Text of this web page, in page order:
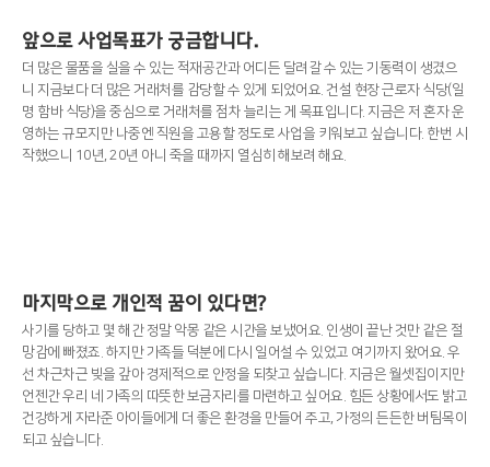
앞으로 사업목표가 궁금합니다.
더 많은 물품을 실을 수 있는 적재공간과 어디든 달려갈 수 있는 기동력이 생겼으
니 지금보다 더 많은 거래처를 감당할 수 있게 되었어요. 건설 현장 근로자 식당(일
명 함바 식당)을 중심으로 거래처를 점차 늘리는 게 목표입니다. 지금은 저 혼자 운
영하는 규모지만 나중엔 직원을 고용할 정도로 사업을 키워보고 싶습니다. 한번 시
작했으니 10년, 20년 아니 죽을 때까지 열심히 해보려 해요.
마지막으로 개인적 꿈이 있다면?
사기를 당하고 몇 해간 정말 악몽 같은 시간을 보냈어요. 인생이 끝난 것만 같은 절
망감에 빠졌죠. 하지만 가족들 덕분에 다시 일어설 수 있었고 여기까지 왔어요. 우
선 차근차근 빚을 갚아 경제적으로 안정을 되찾고 싶습니다. 지금은 월셋집이지만
언젠간 우리 네 가족의 따뜻한 보금자리를 마련하고 싶어요. 힘든 상황에서도 밝고
건강하게 자라준 아이들에게 더 좋은 환경을 만들어 주고, 가정의 든든한 버팀목이
되고 싶습니다.